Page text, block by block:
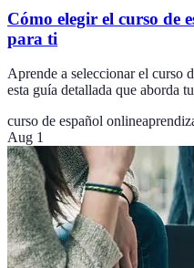
Cómo elegir el curso de
para ti
Aprende a seleccionar el curso
esta guía detallada que aborda
curso de español online
Aug 1